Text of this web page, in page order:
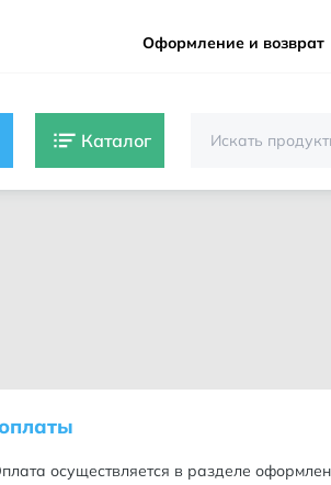
Оформление и возврат
Каталог
осуществляется в разделе